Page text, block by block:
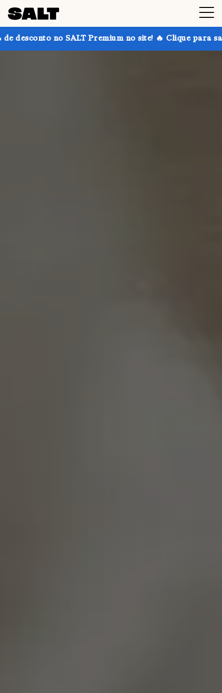
SALT Premium no site! 🔥 Clique para saber mais